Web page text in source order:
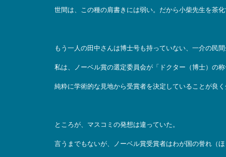
世間は、この種の肩書きには弱い。だから小柴先生を茶
もう一人の田中さんは博士号も持っていない、一介の民
私は、ノーベル賞の選定委員会が「ドクター（博士）の
純粋に学術的な見地から受賞者を決定していることが良
ところが、マスコミの発想は違っていた。
言うまでもないが、ノーベル賞受賞者はわが国の誉れ（